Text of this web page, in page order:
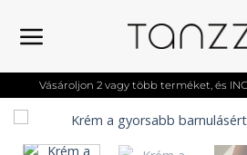
content
Vásároljon 2 vagy több terméket, és